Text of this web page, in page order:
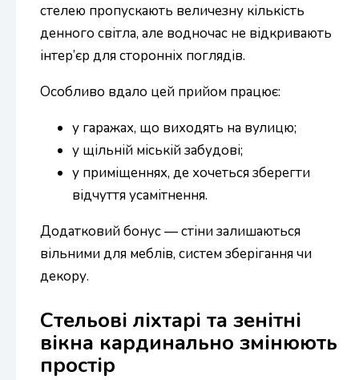
стелею пропускають величезну кількість
денного світла, але водночас не відкривають
інтер’єр для сторонніх поглядів.
Особливо вдало цей прийом працює:
у гаражах, що виходять на вулицю;
у щільній міській забудові;
у приміщеннях, де хочеться зберегти
відчуття усамітнення.
Додатковий бонус — стіни залишаються
вільними для меблів, систем зберігання чи
декору.
Стельові ліхтарі та зенітні
вікна кардинально змінюють
простір